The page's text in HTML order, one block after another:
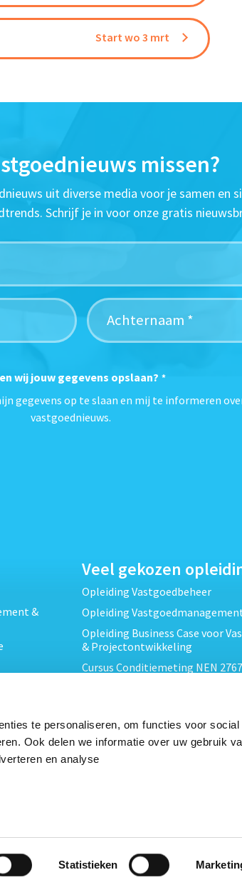
te personaliseren, om functies voor social
Ook delen we informatie over uw gebruik
en analyse
Statistieken
Start wo 3 mrt
missen?
uit diverse media voor je samen en
Schrijf je in voor onze gratis
wij jouw gegevens opslaan? *
gegevens op te slaan en mij te informeren
vastgoednieuws.
&
Veel gekozen
Opleiding Vastgoedbeheer
Opleiding
Opleiding Business Case voor
& Projectontwikkeling
Cursus Conditiemeting NEN
Cursus EP-W Basis Woningen
Opleiding Professioneel VvE-
Opleiding Projectleider Vastgoed